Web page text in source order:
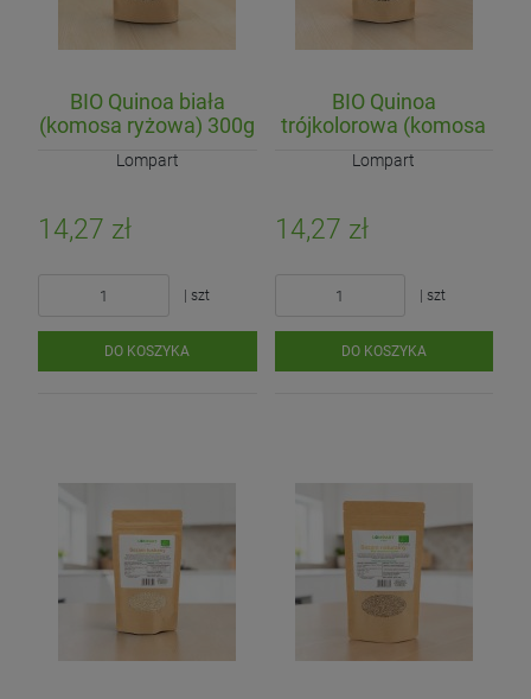
BIO Quinoa biała
(komosa ryżowa) 300g
Lompart
14,27 zł
| szt
DO KOSZYKA
BIO Quinoa
trójkolorowa (komosa
ryżowa) 300g
Lompart
14,27 zł
| szt
DO KOSZYKA